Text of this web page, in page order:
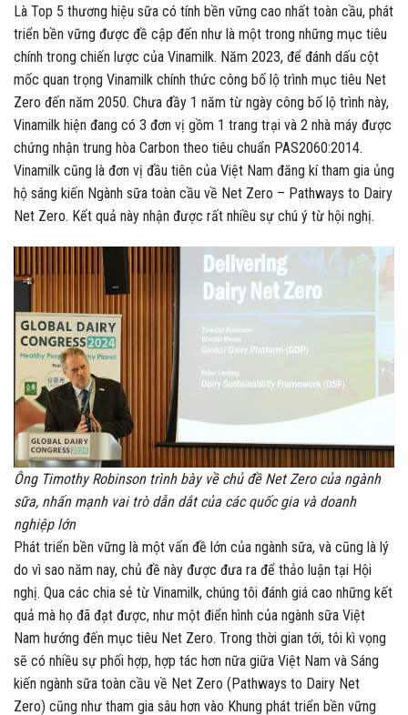
Là Top 5 thương hiệu sữa có tính bền vững cao nhất toàn cầu, phát
triển bền vững được đề cập đến như là một trong những mục tiêu
chính trong chiến lược của Vinamilk. Năm 2023, để đánh dấu cột
mốc quan trọng Vinamilk chính thức công bố lộ trình mục tiêu Net
Zero đến năm 2050. Chưa đầy 1 năm từ ngày công bố lộ trình này,
Vinamilk hiện đang có 3 đơn vị gồm 1 trang trại và 2 nhà máy được
chứng nhận trung hòa Carbon theo tiêu chuẩn PAS2060:2014.
Vinamilk cũng là đơn vị đầu tiên của Việt Nam đăng kí tham gia ủng
hộ sáng kiến Ngành sữa toàn cầu về Net Zero – Pathways to Dairy
Net Zero. Kết quả này nhận được rất nhiều sự chú ý từ hội nghị.
Ông Timothy Robinson trình bày về chủ đề Net Zero của ngành
sữa, nhấn mạnh vai trò dẫn dắt của các quốc gia và doanh
nghiệp lớn
Phát triển bền vững là một vấn đề lớn của ngành sữa, và cũng là lý
do vì sao năm nay, chủ đề này được đưa ra để thảo luận tại Hội
nghị. Qua các chia sẻ từ Vinamilk, chúng tôi đánh giá cao những kết
quả mà họ đã đạt được, như một điển hình của ngành sữa Việt
Nam hướng đến mục tiêu Net Zero. Trong thời gian tới, tôi kì vọng
sẽ có nhiều sự phối hợp, hợp tác hơn nữa giữa Việt Nam và Sáng
kiến ngành sữa toàn cầu về Net Zero (Pathways to Dairy Net
Zero) cũng như tham gia sâu hơn vào Khung phát triển bền vững